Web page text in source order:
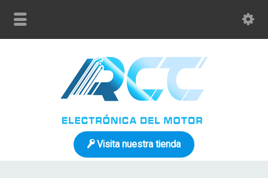
Visita nuestra tienda